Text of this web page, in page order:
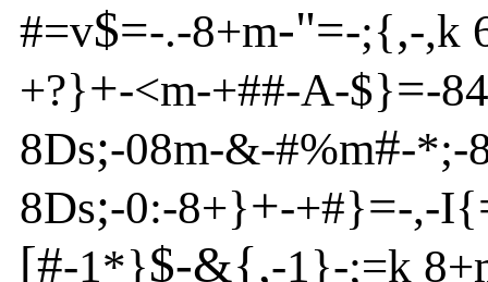
#=v$=-.-8+m-"=-;{,-,k
+?}+-<m-+##-A-$}=-
8Ds;-08m-&-#%m#-*;-
8Ds;-0:-8+}+-+#}=-,-I{
[#-1*}$-&{,-1}-;=k